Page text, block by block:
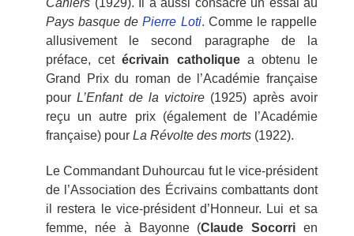
Pays basque dePierre Loti. Comme le rappelle
allusivement le second paragraphe de la
préface, cetécrivain catholiquea obtenu le
Grand Prix du roman de l’Académie française
pourL’Enfant de la victoire (1925) après avoir
reçu un autre prix (également de l’Académie
française) pour La Révolte des morts (1922).
Le Commandant Duhourcau fut le vice-président
de l’Association des Écrivains combattants dont
il restera le vice-président d’Honneur. Lui et sa
femme, née à Bayonne (Claude Socorri en